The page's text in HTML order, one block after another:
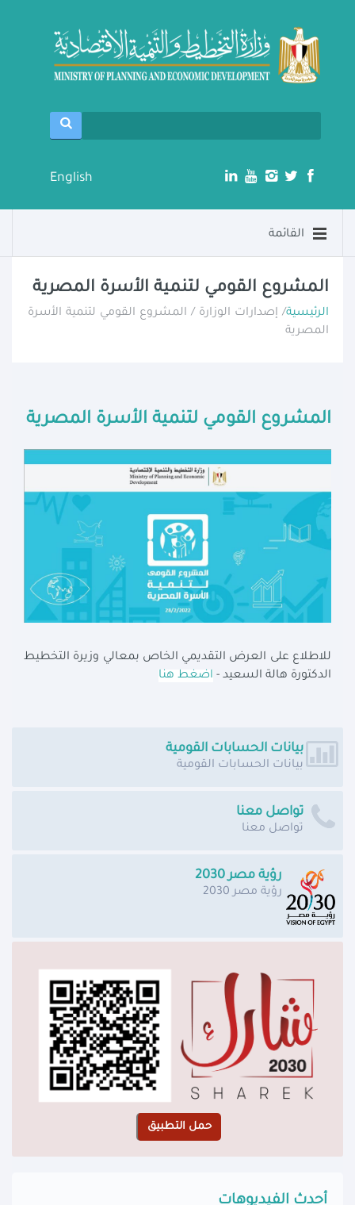
English
القائمة
المشروع القومي لتنمية الأسرة المصرية
الرئيسية/ إصدارات الوزارة / المشروع القومي لتنمية الأسرة
المصرية
المشروع القومي لتنمية الأسرة المصرية
للاطلاع على العرض التقديمي الخاص بمعالي وزيرة التخطيط
الدكتورة هالة السعيد - اضغط هنا
بيانات الحسابات القومية
بيانات الحسابات القومية
تواصل معنا
تواصل معنا
رؤية مصر 2030
رؤية مصر 2030
أحدث الفيديوهات